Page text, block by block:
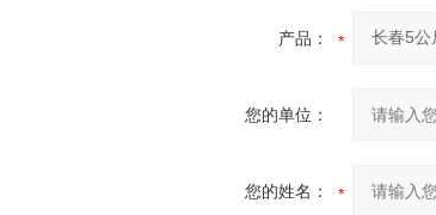
产品：
您的单位：
您的姓名：